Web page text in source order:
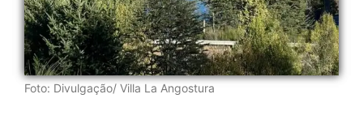
Foto: Divulgação/ Villa La Angostura